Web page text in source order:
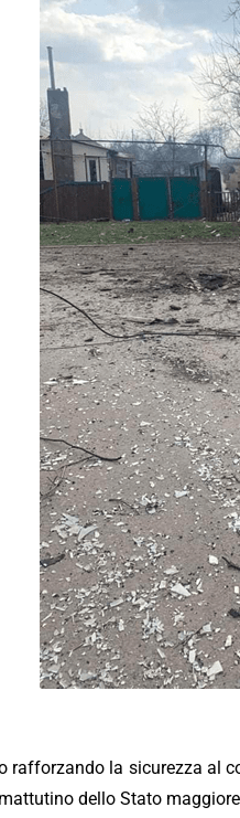
rafforzando la sicurezza al
dello Stato maggiore